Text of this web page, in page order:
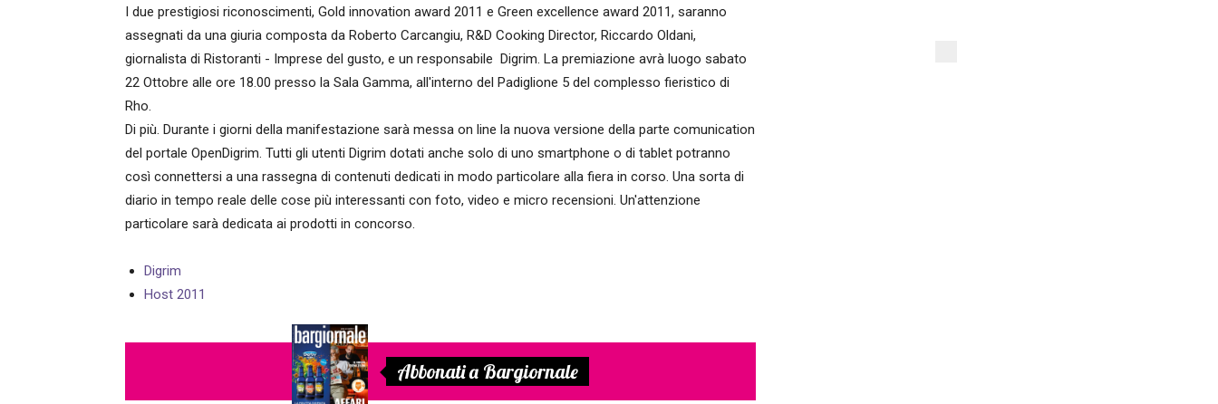
I due prestigiosi riconoscimenti, Gold innovation award 2011 e Green excellence award 2011, saranno
assegnati da una giuria composta da Roberto Carcangiu, R&D Cooking Director, Riccardo Oldani,
giornalista di Ristoranti - Imprese del gusto, e un responsabile Digrim. La premiazione avrà luogo sabato
22 Ottobre alle ore 18.00 presso la Sala Gamma, all'interno del Padiglione 5 del complesso fieristico di
Rho.
Di più. Durante i giorni della manifestazione sarà messa on line la nuova versione della parte comunication
del portale OpenDigrim. Tutti gli utenti Digrim dotati anche solo di uno smartphone o di tablet potranno
così connettersi a una rassegna di contenuti dedicati in modo particolare alla fiera in corso. Una sorta di
diario in tempo reale delle cose più interessanti con foto, video e micro recensioni. Un'attenzione
particolare sarà dedicata ai prodotti in concorso.
Digrim
Host 2011
Abbonati a Bargiornale